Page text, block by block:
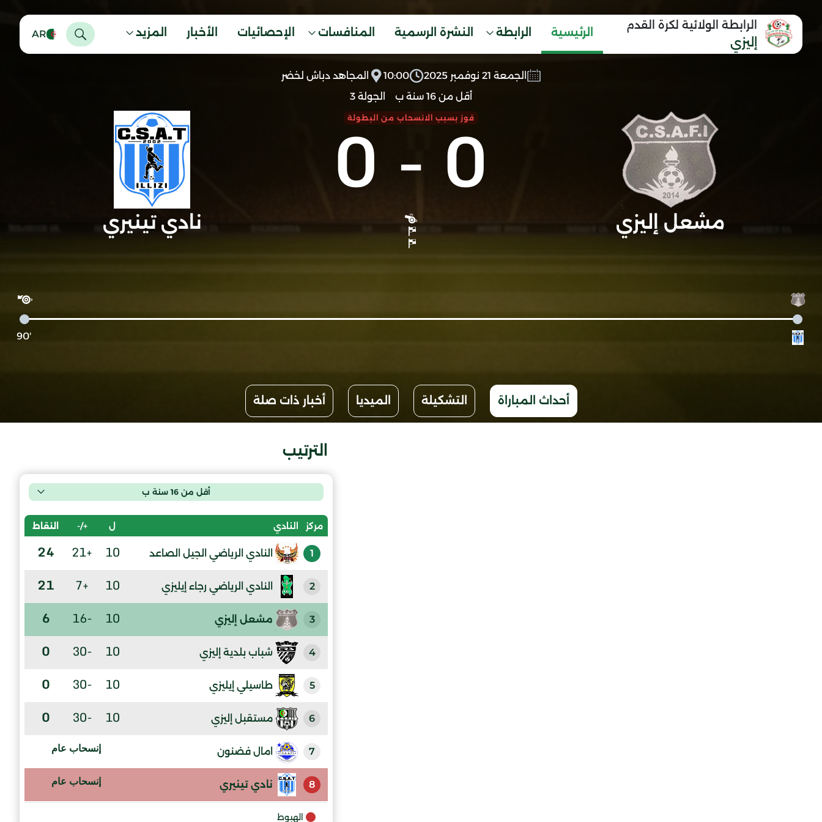
الرابطة الولائية لكرة القدم
إليزي
الرئيسية الرابطة النشرة الرسمية المنافسات الإحصائيات الأخبار المزيد AR
الجمعة 21 نوفمبر 2025 10:00
المجاهد دباش لخضر
أقل من 16 سنة ب
الجولة 3
مشعل إليزي
0
-
0
فوز بسبب الانسحاب من البطولة
نادي تينيري
'90
أحداث المباراة التشكيلة الميديا أخبار ذات صلة
الترتيب
أقل من 16 سنة ب
مركز النادي ل +/- النقاط
1 النادي الرياضي الجيل الصاعد 10
+21
24
2 النادي الرياضي رجاء إيليزي 10
+7
21
3 مشعل إليزي 10
-16
6
4 شباب بلدية إليزي 10
-30
0
5 طاسيلي إيليزي 10
-30
0
6 مستقبل إليزي 10
-30
0
7 امال فضنون إنسحاب عام
8 نادي تينيري إنسحاب عام
الهبوط